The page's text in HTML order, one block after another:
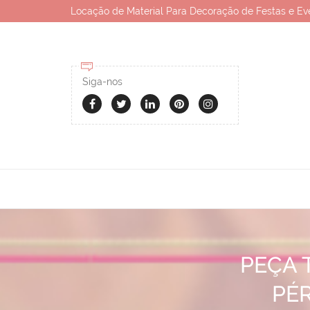
Locação de Material Para Decoração de Festas e
Siga-nos
PEÇA